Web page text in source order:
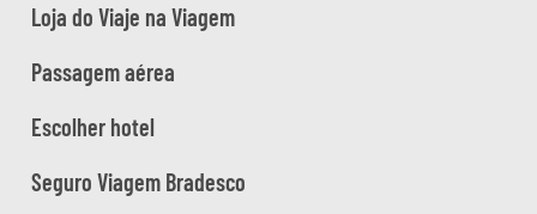
Loja do Viaje na Viagem
Passagem aérea
Escolher hotel
Seguro Viagem Bradesco